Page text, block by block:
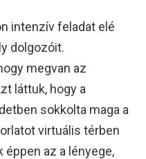
intenzív feladat elé
dolgozóit.
megvan az
láttuk, hogy a
sokkolta maga a
virtuális térben
éppen az a lényege,